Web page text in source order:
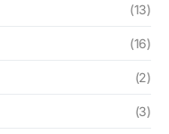
(13)
(16)
(2)
(3)